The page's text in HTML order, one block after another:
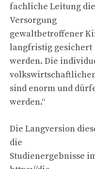
fachliche Leitung
Versorgung
gewaltbetroffener
langfristig gesichert
werden. Die
sind enorm und
werden.“
Die Langversion
die
Studienergebnisse